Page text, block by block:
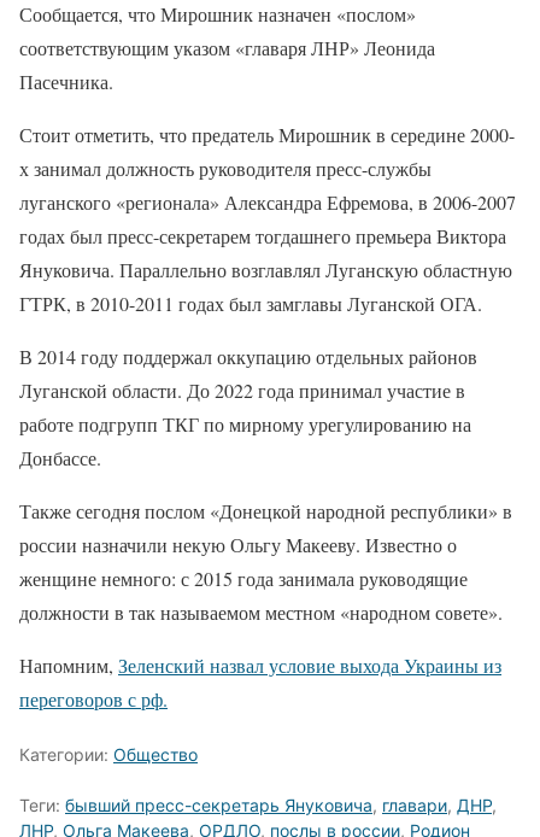
Сообщается, что Мирошник назначен «послом»
соответствующим указом «главаря ЛНР» Леонида
Пасечника.
Стоит отметить, что предатель Мирошник в середине 2000-
х занимал должность руководителя пресс-службы
луганского «регионала» Александра Ефремова, в 2006-2007
годах был пресс-секретарем тогдашнего премьера Виктора
Януковича. Параллельно возглавлял Луганскую областную
ГТРК, в 2010-2011 годах был замглавы Луганской ОГА.
В 2014 году поддержал оккупацию отдельных районов
Луганской области. До 2022 года принимал участие в
работе подгрупп ТКГ по мирному урегулированию на
Донбассе.
Также сегодня послом «Донецкой народной республики» в
россии назначили некую Ольгу Макееву. Известно о
женщине немного: с 2015 года занимала руководящие
должности в так называемом местном «народном совете».
Напомним, Зеленский назвал условие выхода Украины из
переговоров с рф.
Категории: Общество
Теги: бывший пресс-секретарь Януковича, главари, ДНР,
ЛНР, Ольга Макеева, ОРДЛО, послы в россии, Родион